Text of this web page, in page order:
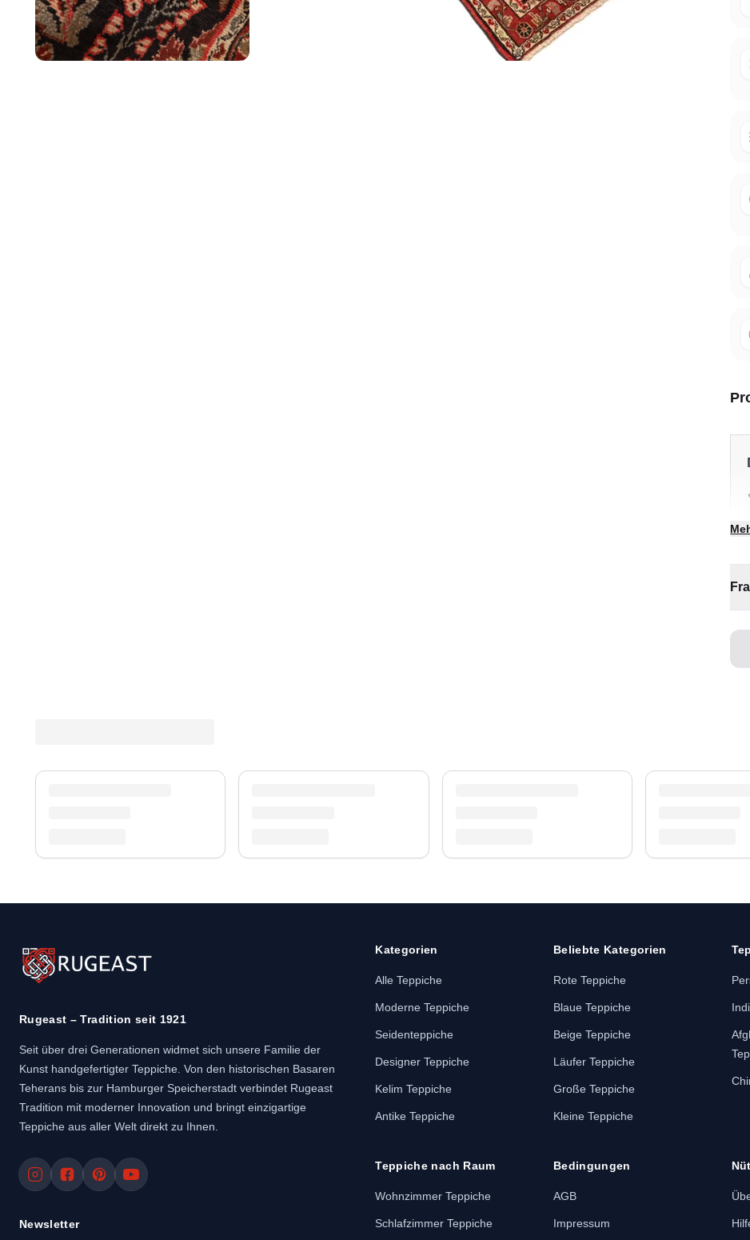
Rugeast – Tradition seit 1921
Seit über drei Generationen widmet sich unsere Familie der
Kunst handgefertigter Teppiche. Von den historischen Basaren
Teherans bis zur Hamburger Speicherstadt verbindet Rugeast
Tradition mit moderner Innovation und bringt einzigartige
Teppiche aus aller Welt direkt zu Ihnen.
Newsletter
Kategorien
Alle Teppiche
Moderne Teppiche
Seidenteppiche
Designer Teppiche
Kelim Teppiche
Antike Teppiche
Beliebte Kategorien
Rote Teppiche
Blaue Teppiche
Beige Teppiche
Läufer Teppiche
Große Teppiche
Kleine Teppiche
Teppiche nach Raum
Wohnzimmer Teppiche
Schlafzimmer Teppiche
Bedingungen
AGB
Impressum